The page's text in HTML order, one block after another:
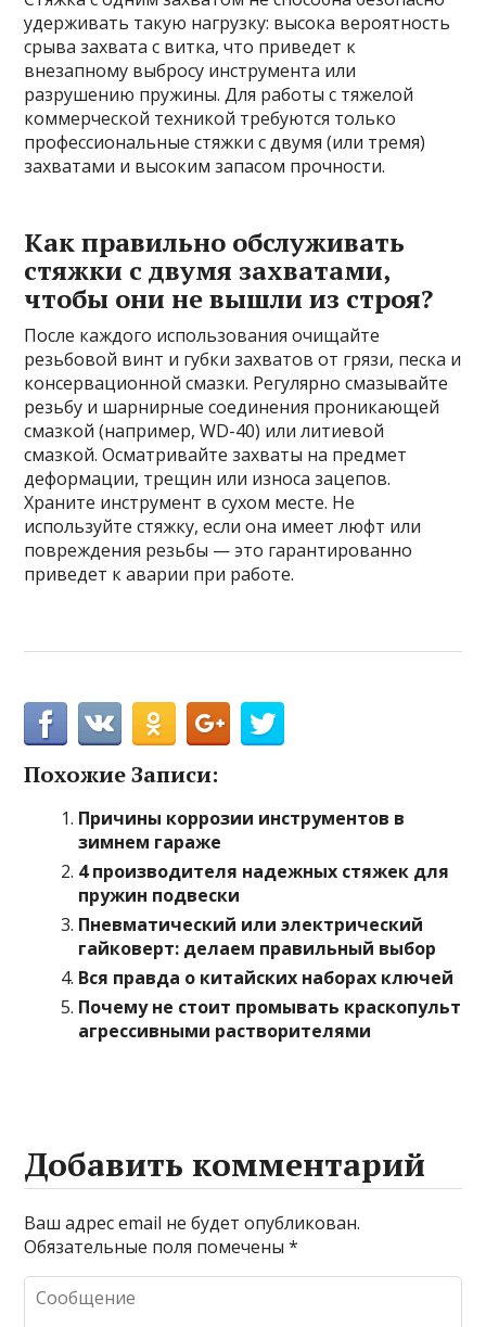
удерживать такую нагрузку: высока вероятность
срыва захвата с витка, что приведет к
внезапному выбросу инструмента или
разрушению пружины. Для работы с тяжелой
коммерческой техникой требуются только
профессиональные стяжки с двумя (или тремя)
захватами и высоким запасом прочности.
Как правильно обслуживать
стяжки с двумя захватами,
чтобы они не вышли из строя?
После каждого использования очищайте
резьбовой винт и губки захватов от грязи, песка и
консервационной смазки. Регулярно смазывайте
резьбу и шарнирные соединения проникающей
смазкой (например, WD-40) или литиевой
смазкой. Осматривайте захваты на предмет
деформации, трещин или износа зацепов.
Храните инструмент в сухом месте. Не
используйте стяжку, если она имеет люфт или
повреждения резьбы — это гарантированно
приведет к аварии при работе.
Похожие Записи:
Причины коррозии инструментов в
зимнем гараже
4 производителя надежных стяжек для
пружин подвески
Пневматический или электрический
гайковерт: делаем правильный выбор
Вся правда о китайских наборах ключей
Почему не стоит промывать краскопульт
агрессивными растворителями
Добавить комментарий
Ваш адрес email не будет опубликован.
Обязательные поля помечены*